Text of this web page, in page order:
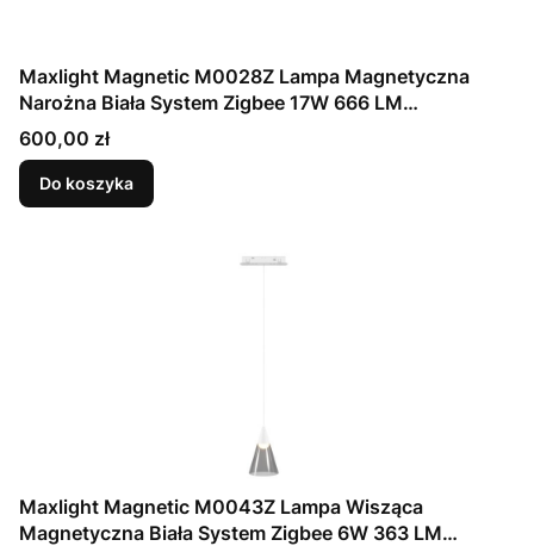
Maxlight Magnetic M0028Z Lampa Magnetyczna
Narożna Biała System Zigbee 17W 666 LM
2700/5000K
Cena
600,00 zł
Do koszyka
Maxlight Magnetic M0043Z Lampa Wisząca
Magnetyczna Biała System Zigbee 6W 363 LM